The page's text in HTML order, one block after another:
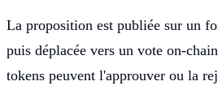
La proposition est publiée sur un
puis déplacée vers un vote on-
tokens peuvent l'approuver ou la